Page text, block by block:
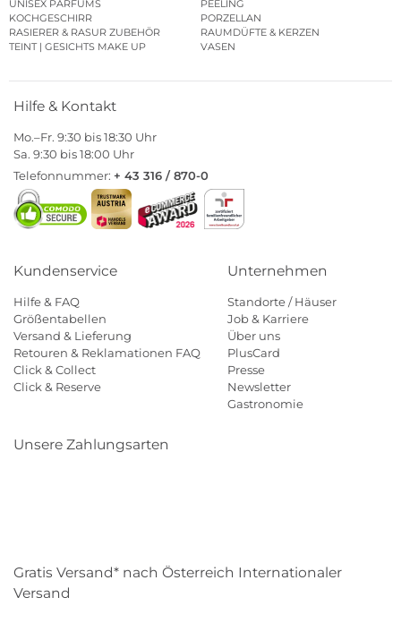
UNISEX PARFUMS
PEELING
KOCHGESCHIRR
PORZELLAN
RASIERER & RASUR ZUBEHÖR
RAUMDÜFTE & KERZEN
TEINT | GESICHTS MAKE UP
VASEN
Hilfe & Kontakt
Mo.–Fr. 9:30 bis 18:30 Uhr
Sa. 9:30 bis 18:00 Uhr
Telefonnummer: + 43 316 / 870-0
Kundenservice
Hilfe & FAQ
Größentabellen
Versand & Lieferung
Retouren & Reklamationen FAQ
Click & Collect
Click & Reserve
Unternehmen
Standorte / Häuser
Job & Karriere
Über uns
PlusCard
Presse
Newsletter
Gastronomie
Unsere Zahlungsarten
Gratis Versand* nach Österreich Internationaler
Versand